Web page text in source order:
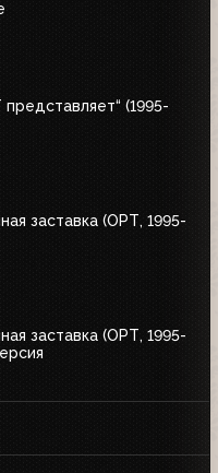
(1995-
заставка (ОРТ, 1995-
заставка (ОРТ, 1995-